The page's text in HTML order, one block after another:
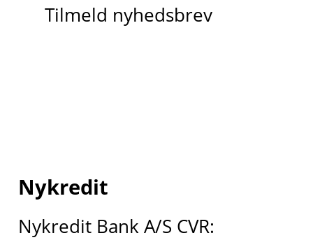
Tilmeld nyhedsbrev
Nykredit
Nykredit Bank A/S CVR: